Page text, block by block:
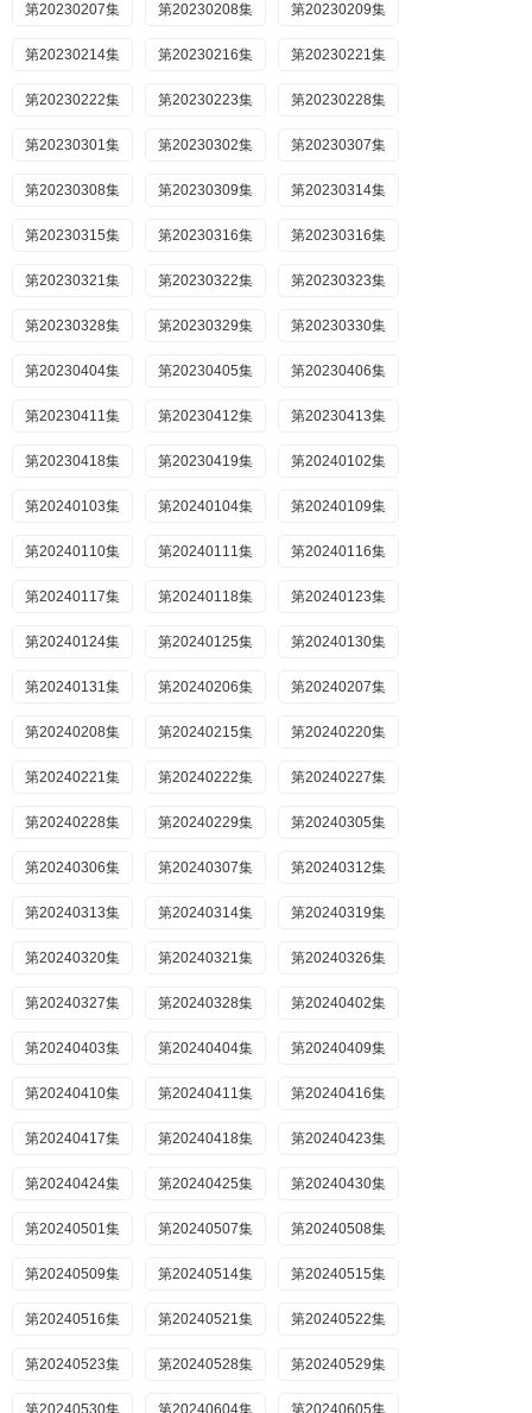
第20230207集 第20230208集 第20230209集
第20230214集 第20230216集 第20230221集
第20230222集 第20230223集 第20230228集
第20230301集 第20230302集 第20230307集
第20230308集 第20230309集 第20230314集
第20230315集 第20230316集 第20230316集
第20230321集 第20230322集 第20230323集
第20230328集 第20230329集 第20230330集
第20230404集 第20230405集 第20230406集
第20230411集 第20230412集 第20230413集
第20230418集 第20230419集 第20240102集
第20240103集 第20240104集 第20240109集
第20240110集 第20240111集 第20240116集
第20240117集 第20240118集 第20240123集
第20240124集 第20240125集 第20240130集
第20240131集 第20240206集 第20240207集
第20240208集 第20240215集 第20240220集
第20240221集 第20240222集 第20240227集
第20240228集 第20240229集 第20240305集
第20240306集 第20240307集 第20240312集
第20240313集 第20240314集 第20240319集
第20240320集 第20240321集 第20240326集
第20240327集 第20240328集 第20240402集
第20240403集 第20240404集 第20240409集
第20240410集 第20240411集 第20240416集
第20240417集 第20240418集 第20240423集
第20240424集 第20240425集 第20240430集
第20240501集 第20240507集 第20240508集
第20240509集 第20240514集 第20240515集
第20240516集 第20240521集 第20240522集
第20240523集 第20240528集 第20240529集
第20240530集 第20240604集 第20240605集